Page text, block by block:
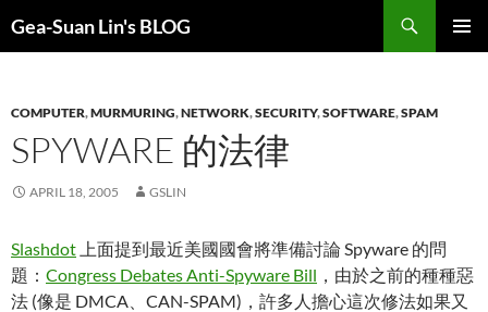
Gea-Suan Lin's BLOG
COMPUTER,MURMURING,NETWORK,SECURITY,SOFTWARE,SPAM
SPYWARE 的法律
APRIL 18, 2005 GSLIN
Slashdot 上面提到最近美國國會將準備討論 Spyware 的問
題： Congress Debates Anti-Spyware Bill ，由於之前的種種惡
法 (像是 DMCA、CAN-SPAM)，許多人擔心這次修法如果又